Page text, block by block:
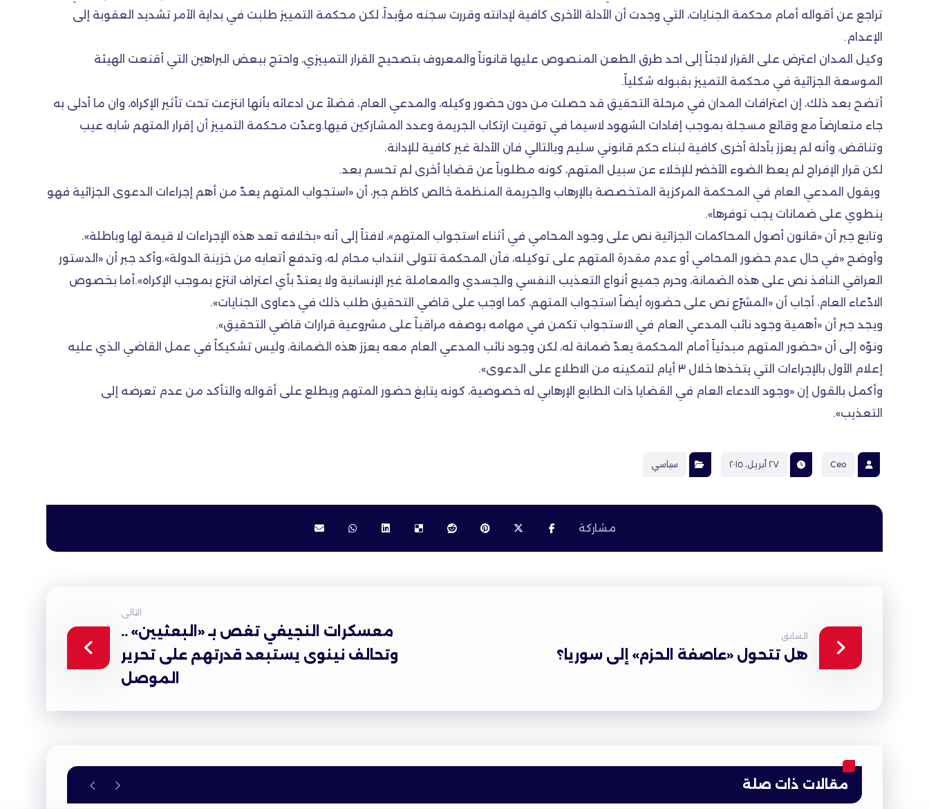
تراجع عن أقواله أمام محكمة الجنايات، التي وجدت أن الأدلة الأخرى كافية لإدانته وقررت سجنه مؤبداً، لكن محكمة التمييز طلبت في بداية الأمر تشديد العقوبة إلى
الإعدام.
وكيل المدان اعترض على القرار لاجئاً إلى احد طرق الطعن المنصوص عليها قانوناً والمعروف بتصحيح القرار التمييزي، واحتج ببعض البراهين التي أقنعت الهيئة
الموسعة الجزائية في محكمة التمييز بقبوله شكلياً.
أتضح بعد ذلك، إن اعترافات المدان في مرحلة التحقيق قد حصلت من دون حضور وكيله، والمدعي العام، فضلاً عن ادعائه بأنها انتزعت تحت تأثير الإكراه، وان ما أدلى به
جاء متعارضاً مع وقائع مسجلة بموجب إفادات الشهود لاسيما في توقيت ارتكاب الجريمة وعدد المشاركين فيها.وعدّت محكمة التمييز أن إقرار المتهم شابه عيب
وتناقض، وأنه لم يعزز بأدلة أخرى كافية لبناء حكم قانوني سليم وبالتالي فان الأدلة غير كافية للإدانة.
لكن قرار الإفراج لم يعط الضوء الأخضر للإخلاء عن سبيل المتهم، كونه مطلوباً عن قضايا أخرى لم تحسم بعد.
ويقول المدعي العام في المحكمة المركزية المتخصصة بالإرهاب والجريمة المنظمة خالص كاظم جبر، أن «استجواب المتهم يعدّ من أهم إجراءات الدعوى الجزائية فهو
ينطوي على ضمانات يجب توفرها».
وتابع جبر أن «قانون أصول المحاكمات الجزائية نص على وجود المحامي في أثناء استجواب المتهم»، لافتاً إلى أنه «بخلافه تعد هذه الإجراءات لا قيمة لها وباطلة».
وأوضح «في حال عدم حضور المحامي أو عدم مقدرة المتهم على توكيله، فأن المحكمة تتولى انتداب محام له، وتدفع أتعابه من خزينة الدولة».وأكد جبر أن «الدستور
العراقي النافذ نص على هذه الضمانة، وحرم جميع أنواع التعذيب النفسي والجسدي والمعاملة غير الإنسانية ولا يعتدّ بأي اعتراف انتزع بموجب الإكراه».أما بخصوص
الادّعاء العام، أجاب أن «المشرّع نص على حضوره أيضاً استجواب المتهم، كما اوجب على قاضي التحقيق طلب ذلك في دعاوى الجنايات».
ويجد جبر أن «أهمية وجود نائب المدعي العام في الاستجواب تكمن في مهامه بوصفه مراقباً على مشروعية قرارات قاضي التحقيق».
ونوّه إلى أن «حضور المتهم مبدئياً أمام المحكمة يعدّ ضمانة له، لكن وجود نائب المدعي العام معه يعزز هذه الضمانة، وليس تشكيكاً في عمل القاضي الذي عليه
إعلام الأول بالإجراءات التي يتخذها خلال ٣ أيام لتمكينه من الاطلاع على الدعوى».
وأكمل بالقول إن «وجود الادعاء العام في القضايا ذات الطابع الإرهابي له خصوصية، كونه يتابغ حضور المتهم ويطلع على أقواله والتأكد من عدم تعرضه إلى
التعذيب».
Ceo ٢٧ أبريل، ٢٠١٥ سياسي
السابق
هل تتحول «عاصفة الحزم» إلى سوريا؟
التالى
معسكرات النجيفي تغص بـ «البعثيين» ..
وتحالف نينوى يستبعد قدرتهم على تحرير
الموصل
مقالات ذات صلة